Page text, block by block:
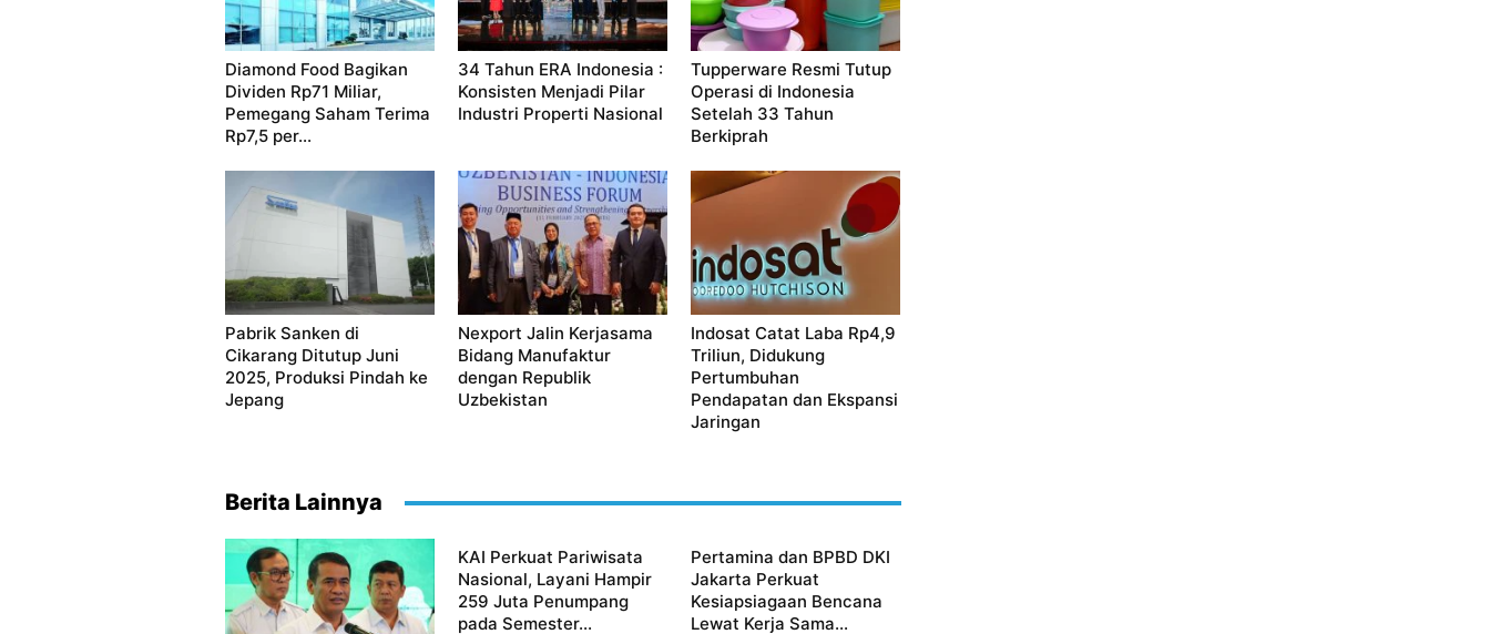
Diamond Food Bagikan
Dividen Rp71 Miliar,
Pemegang Saham Terima
Rp7,5 per...
34 Tahun ERA Indonesia :
Konsisten Menjadi Pilar
Industri Properti Nasional
Tupperware Resmi Tutup
Operasi di Indonesia
Setelah 33 Tahun
Berkiprah
Pabrik Sanken di
Cikarang Ditutup Juni
2025, Produksi Pindah ke
Jepang
Nexport Jalin Kerjasama
Bidang Manufaktur
dengan Republik
Uzbekistan
Indosat Catat Laba Rp4,9
Triliun, Didukung
Pertumbuhan
Pendapatan dan Ekspansi
Jaringan
Berita Lainnya
KAI Perkuat Pariwisata
Nasional, Layani Hampir
259 Juta Penumpang
pada Semester...
Pertamina dan BPBD DKI
Jakarta Perkuat
Kesiapsiagaan Bencana
Lewat Kerja Sama...